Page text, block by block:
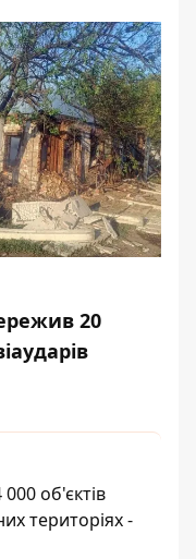
20
об'єктів
територіях -